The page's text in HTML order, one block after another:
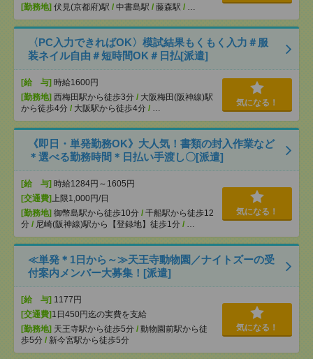
[勤務地] 伏見(京都府)駅 / 中書島駅 / 藤森駅 / …
〈PC入力できればOK〉模試結果もくもく入力＃服
装ネイル自由＃短時間OK＃日払[派遣]
[給 与] 時給1600円
[勤務地] 西梅田駅から徒歩3分 / 大阪梅田(阪神線)駅
から徒歩4分 / 大阪駅から徒歩4分 / …
気になる！
《即日・単発勤務OK》大人気！書類の封入作業など
＊選べる勤務時間＊日払い手渡し〇[派遣]
[給 与] 時給1284円～1605円
[交通費] 上限1,000円/日
[勤務地] 御幣島駅から徒歩10分 / 千船駅から徒歩12
分 / 尼崎(阪神線)駅から【登録地】徒歩1分 / …
気になる！
≪単発＊1日から～≫天王寺動物園／ナイトズーの受
付案内メンバー大募集！[派遣]
[給 与] 1177円
[交通費] 1日450円迄の実費を支給
[勤務地] 天王寺駅から徒歩5分 / 動物園前駅から徒
歩5分 / 新今宮駅から徒歩5分
気になる！